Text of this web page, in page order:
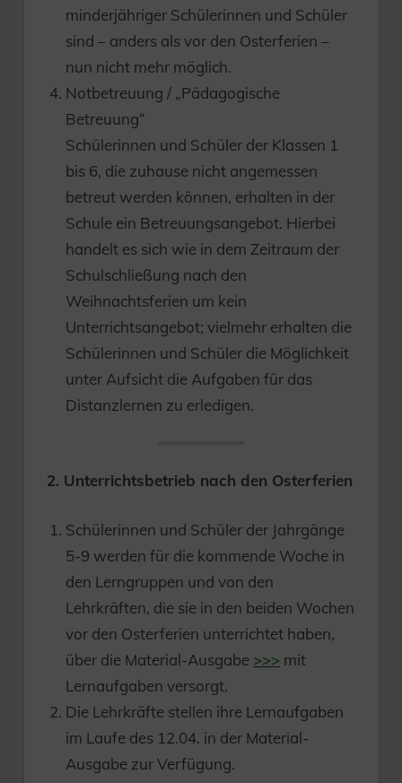
minderjähriger Schülerinnen und Schüler
sind – anders als vor den Osterferien –
nun nicht mehr möglich.
Notbetreuung / „Pädagogische
Betreuung“
Schülerinnen und Schüler der Klassen 1
bis 6, die zuhause nicht angemessen
betreut werden können, erhalten in der
Schule ein Betreuungsangebot. Hierbei
handelt es sich wie in dem Zeitraum der
Schulschließung nach den
Weihnachtsferien um kein
Unterrichtsangebot; vielmehr erhalten die
Schülerinnen und Schüler die Möglichkeit
unter Aufsicht die Aufgaben für das
Distanzlernen zu erledigen.
2. Unterrichtsbetrieb nach den Osterferien
Schülerinnen und Schüler der Jahrgänge
5-9 werden für die kommende Woche in
den Lerngruppen und von den
Lehrkräften, die sie in den beiden Wochen
vor den Osterferien unterrichtet haben,
über die Material-Ausgabe >>> mit
Lernaufgaben versorgt.
Die Lehrkräfte stellen ihre Lernaufgaben
im Laufe des 12.04. in der Material-
Ausgabe zur Verfügung.